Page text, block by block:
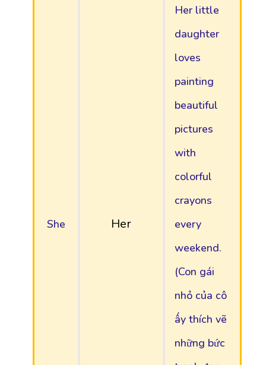
She Her
Her little
daughter
loves
painting
beautiful
pictures
with
colorful
crayons
every
weekend.
(Con gái
nhỏ của cô
ấy thích vẽ
những bức